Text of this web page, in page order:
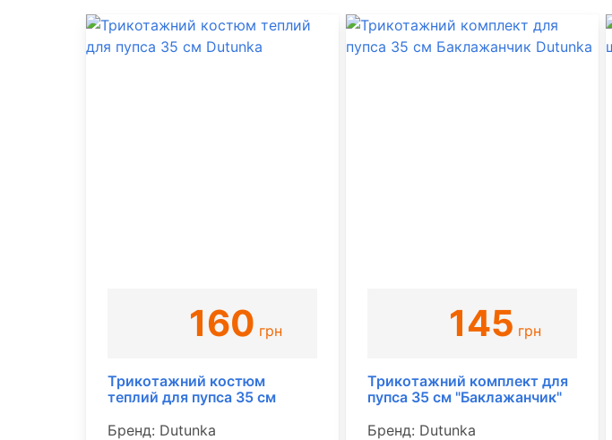
160 грн
Трикотажний костюм
теплий для пупса 35 см
Бренд: Dutunka
145 грн
Трикотажний комплект для
пупса 35 см "Баклажанчик"
Бренд: Dutunka